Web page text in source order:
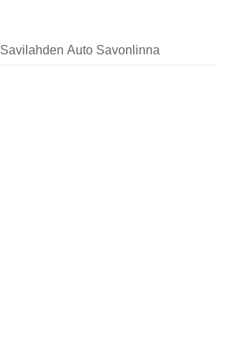
Savilahden Auto Savonlinna